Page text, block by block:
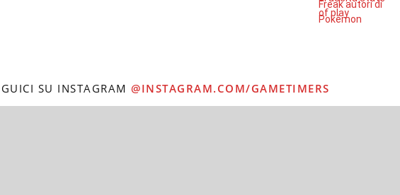
SU INSTAGRAM @INSTAGRAM.COM/GAMETIMERS